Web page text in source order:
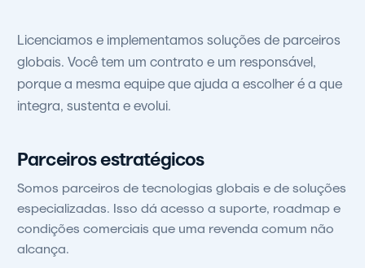
Licenciamos e implementamos soluções de parceiros
globais. Você tem um contrato e um responsável,
porque a mesma equipe que ajuda a escolher é a que
integra, sustenta e evolui.
Parceiros estratégicos
Somos parceiros de tecnologias globais e de soluções
especializadas. Isso dá acesso a suporte, roadmap e
condições comerciais que uma revenda comum não
alcança.